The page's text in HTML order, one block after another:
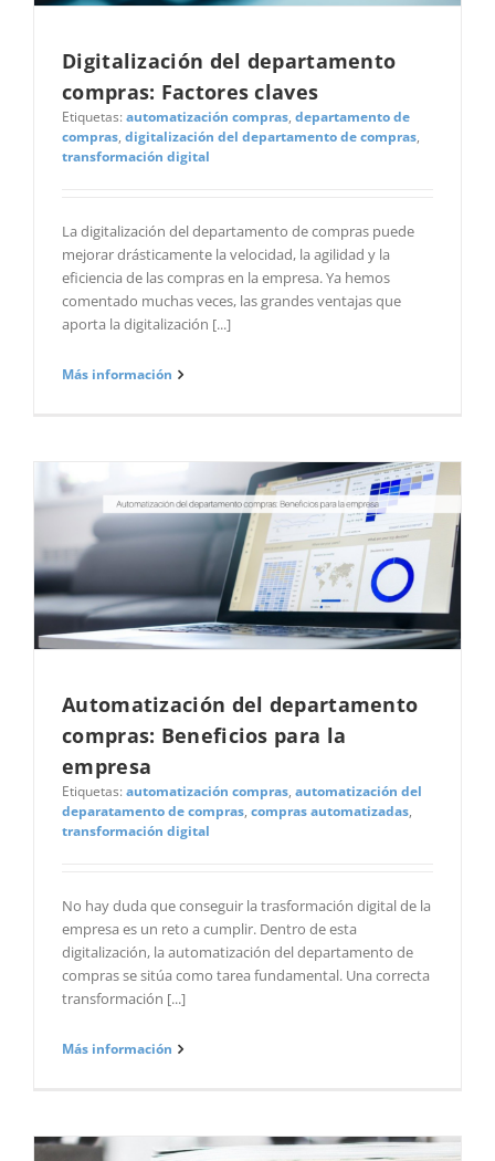
Digitalización del departamento
compras: Factores claves
Etiquetas: automatización compras, departamento de
compras, digitalización del departamento de compras,
transformación digital
La digitalización del departamento de compras puede
mejorar drásticamente la velocidad, la agilidad y la
eficiencia de las compras en la empresa. Ya hemos
comentado muchas veces, las grandes ventajas que
aporta la digitalización [...]
Más información
Automatización del departamento
compras: Beneficios para la
empresa
Etiquetas: automatización compras, automatización del
deparatamento de compras, compras automatizadas,
transformación digital
No hay duda que conseguir la trasformación digital de la
empresa es un reto a cumplir. Dentro de esta
digitalización, la automatización del departamento de
compras se sitúa como tarea fundamental. Una correcta
transformación [...]
Más información